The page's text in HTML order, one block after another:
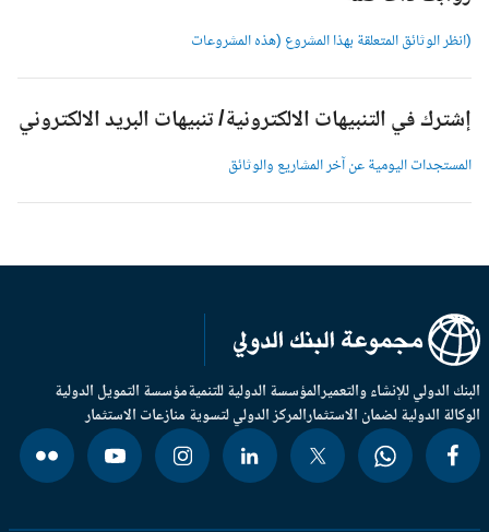
(انظر الوثائق المتعلقة بهذا المشروع (هذه المشروعات
إشترك في التنبيهات الالكترونية/ تنبيهات البريد الالكتروني
المستجدات اليومية عن آخر المشاريع والوثائق
الدولي للإنشاء والتعميرالمؤسسة الدولية للتنميةمؤسسة التمويل الدولية
الدولية لضمان الاستثمارالمركز الدولي لتسوية منازعات الاستثمار